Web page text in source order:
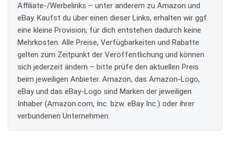
Affiliate-/Werbelinks – unter anderem zu Amazon und
eBay. Kaufst du über einen dieser Links, erhalten wir ggf.
eine kleine Provision; für dich entstehen dadurch keine
Mehrkosten. Alle Preise, Verfügbarkeiten und Rabatte
gelten zum Zeitpunkt der Veröffentlichung und können
sich jederzeit ändern – bitte prüfe den aktuellen Preis
beim jeweiligen Anbieter. Amazon, das Amazon-Logo,
eBay und das eBay-Logo sind Marken der jeweiligen
Inhaber (Amazon.com, Inc. bzw. eBay Inc.) oder ihrer
verbundenen Unternehmen.